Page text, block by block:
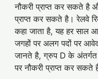
नौकरी प्राप्त कर सकते है
प्राप्त कर सकते है। रेलवे
कहा जाता है, यह हर
जगहों पर अलग पदों पर
जानते है, ग्रुप D के अंतर्गत
पर नौकरी प्राप्त कर सकते